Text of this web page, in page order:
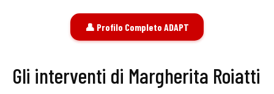
👤 Profilo Completo ADAPT
Gli interventi di Margherita Roiatti